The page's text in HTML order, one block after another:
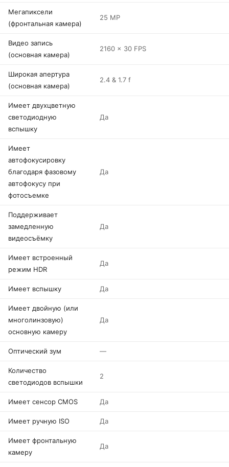
Мегапиксели
(фронтальная камера)
25 MP
Видео запись
(основная камера)
2160 x 30 FPS
Широкая апертура
(основная камера)
2.4 & 1.7 f
Имеет двухцветную
светодиодную
вспышку
Да
Имеет
автофокусировку
благодаря фазовому
автофокусу при
фотосъемке
Да
Поддерживает
замедленную
видеосъёмку
Да
Имеет встроенный
режим HDR
Да
Имеет вспышку Да
Имеет двойную (или
многолинзовую)
основную камеру
Да
Оптический зум —
Количество
светодиодов вспышки
2
Имеет сенсор CMOS Да
Имеет ручную ISO Да
Имеет фронтальную
камеру
Да